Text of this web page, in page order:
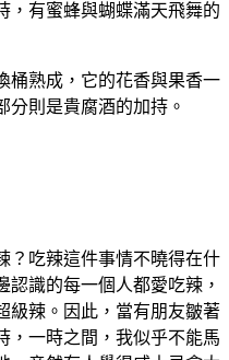
，有蜜蜂與蝴蝶滿天飛舞的
桶熟成，它的花香與果香一
分則是貴腐酒的加持。
？吃辣這件事情不曉得在什
識的每一個人都愛吃辣，
級辣。因此，當有朋友皺著
，一時之間，我似乎不能馬